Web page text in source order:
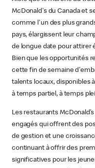
McDonald's du Canada et
comme l'un des plus
pays, élargissent leur
de longue date pour attirer
Bien que les opportunités
cette fin de semaine
talents locaux, disponibles
à temps partiel, à temps
Les restaurants
engagés qui offrent des
de gestion et une
continuant à offrir des
significatives pour les